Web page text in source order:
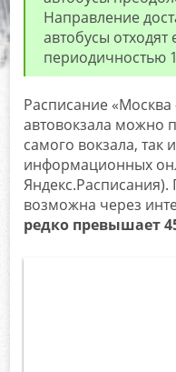
Направление
автобусы отходят
периодичностью
Расписание
автовокзала можно
самого вокзала,
информационных
Яндекс.Расписания).
возможна через
редко превышает